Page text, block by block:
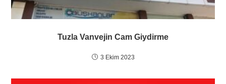
Tuzla Vanvejin Cam Giydirme
3 Ekim 2023